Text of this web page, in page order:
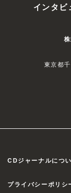
インタビ
東京都
CDジャーナルにつ
プライバシーポリシ